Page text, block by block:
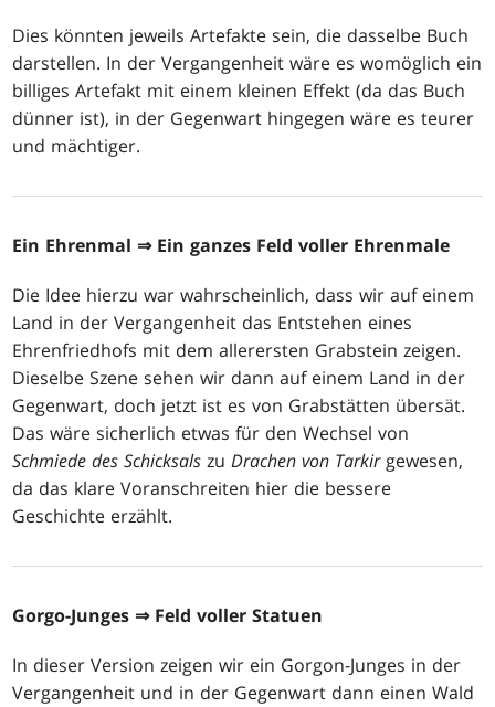
Dies könnten jeweils Artefakte sein, die dasselbe Buch
darstellen. In der Vergangenheit wäre es womöglich ein
billiges Artefakt mit einem kleinen Effekt (da das Buch
dünner ist), in der Gegenwart hingegen wäre es teurer
und mächtiger.
Ein Ehrenmal ⇒ Ein ganzes Feld voller Ehrenmale
Die Idee hierzu war wahrscheinlich, dass wir auf einem
Land in der Vergangenheit das Entstehen eines
Ehrenfriedhofs mit dem allerersten Grabstein zeigen.
Dieselbe Szene sehen wir dann auf einem Land in der
Gegenwart, doch jetzt ist es von Grabstätten übersät.
Das wäre sicherlich etwas für den Wechsel von
Schmiede des Schicksals zuDrachen von Tarkirgewesen,
da das klare Voranschreiten hier die bessere
Geschichte erzählt.
Gorgo-Junges ⇒ Feld voller Statuen
In dieser Version zeigen wir ein Gorgon-Junges in der
Vergangenheit und in der Gegenwart dann einen Wald